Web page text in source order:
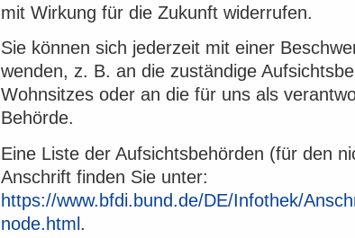
mit Wirkung für die Zukunft widerrufen.
Sie können sich jederzeit mit einer
wenden, z. B. an die zuständige
Wohnsitzes oder an die für uns als
Behörde.
Eine Liste der Aufsichtsbehörden (für den
Anschrift finden Sie unter:
https://www.bfdi.bund.de/DE/Infothek/
node.html .